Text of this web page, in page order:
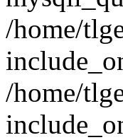
/home/
/home/